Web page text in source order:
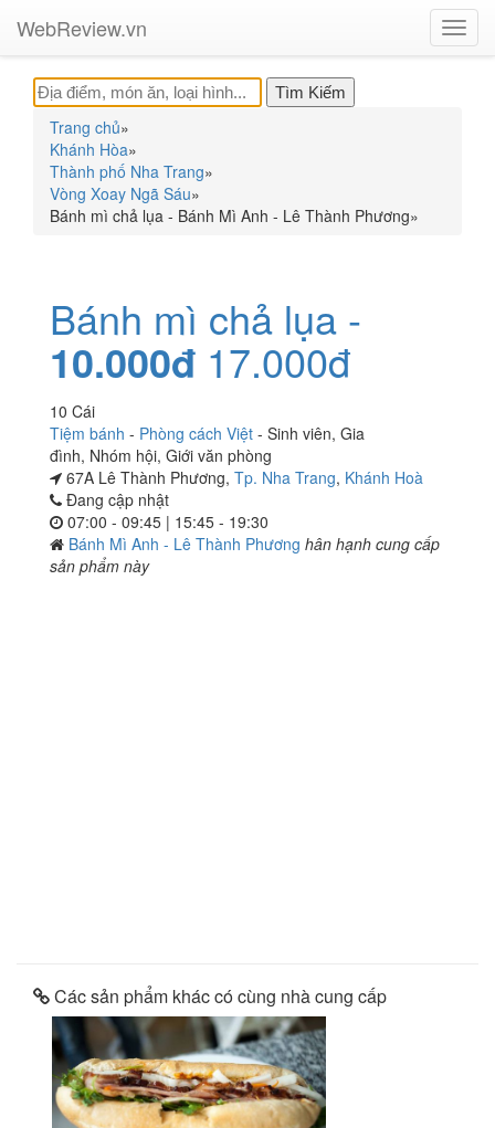
WebReview.vn
Trang chủ»
Khánh Hòa»
Thành phố Nha Trang»
Vòng Xoay Ngã Sáu»
Bánh mì chả lụa - Bánh Mì Anh - Lê Thành Phương»
Bánh mì chả lụa -
10.000đ 17.000đ
10 Cái
Tiệm bánh - Phòng cách Việt - Sinh viên, Gia
đình, Nhóm hội, Giới văn phòng
67A Lê Thành Phương, Tp. Nha Trang, Khánh Hoà
Đang cập nhật
07:00 - 09:45 | 15:45 - 19:30
Bánh Mì Anh - Lê Thành Phương hân hạnh cung cấp
sản phẩm này
Các sản phẩm khác có cùng nhà cung cấp